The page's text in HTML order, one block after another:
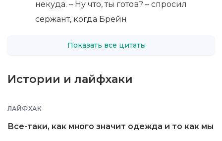
некуда. – Ну что, ты готов? – спросил
сержант, когда Брейн
Показать все цитаты
Истории и лайфхаки
ЛАЙФХАК
Все-таки, как много значит одежда и то как мы